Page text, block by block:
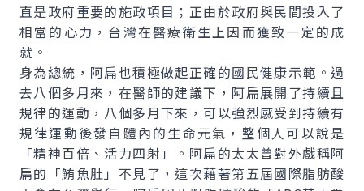
直是政府重要的施政項目；正由於政府與民間投入了
相當的心力，台灣在醫療衛生上因而獲致一定的成
就。
身為總統，阿扁也積極做起正確的國民健康示範。過
去八個多月來，在醫師的建議下，阿扁展開了持續且
規律的運動，八個多月下來，可以強烈感受到持續有
規律運動後發自體內的生命元氣，整個人可以說是
「精神百倍、活力四射」。阿扁的太太曾對外戲稱阿
扁的「鮪魚肚」不見了，這次藉著第五屆國際脂肪酸